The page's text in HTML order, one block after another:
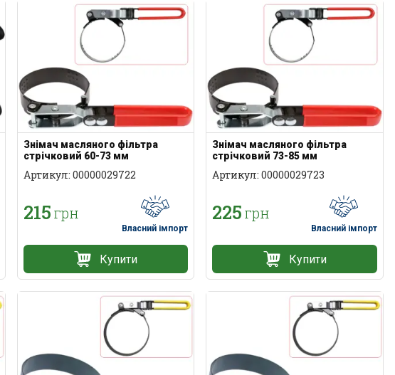
Знімач масляного фільтра
стрічковий 60-73 мм
Артикул: 00000029722
215грн
Власний імпорт
Купити
Знімач масляного фільтра
стрічковий 73-85 мм
Артикул: 00000029723
225 грн
Власний імпорт
Купити